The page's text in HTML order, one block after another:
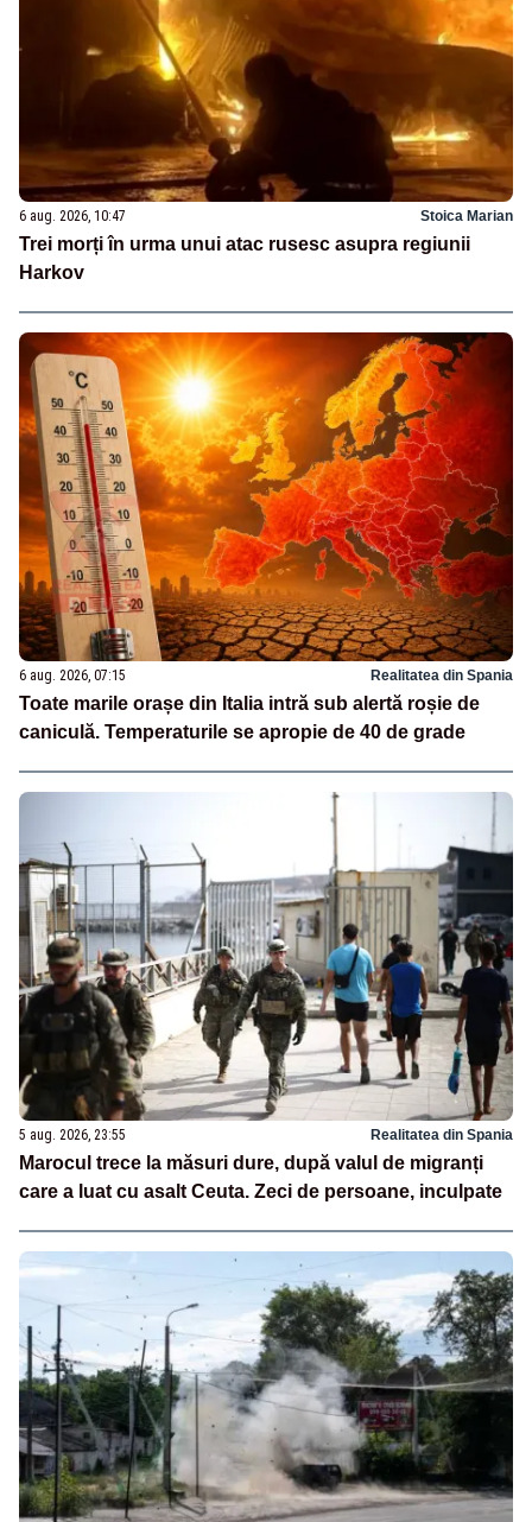
6 aug. 2026, 10:47 Stoica Marian
Trei morți în urma unui atac rusesc asupra regiunii
Harkov
6 aug. 2026, 07:15 Realitatea din Spania
Toate marile orașe din Italia intră sub alertă roșie de
caniculă. Temperaturile se apropie de 40 de grade
5 aug. 2026, 23:55 Realitatea din Spania
Marocul trece la măsuri dure, după valul de migranți
care a luat cu asalt Ceuta. Zeci de persoane, inculpate